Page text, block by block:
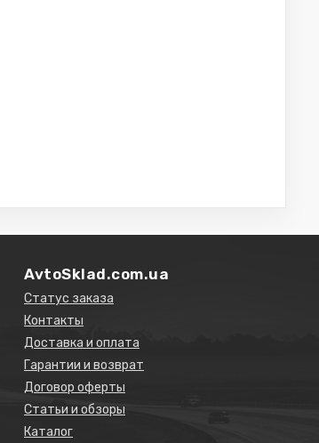
AvtoSklad.com.ua
Статус заказа
Контакты
Доставка и оплата
Гарантии и возврат
Договор оферты
Статьи и обзоры
Каталог